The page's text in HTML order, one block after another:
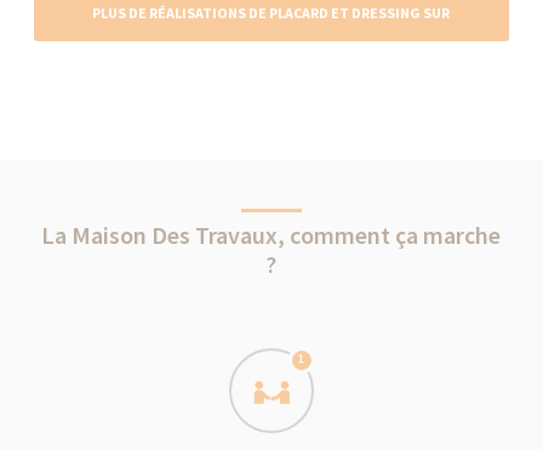
PLUS DE RÉALISATIONS DE PLACARD ET DRESSING SUR
La Maison Des Travaux, comment ça marche
?
1